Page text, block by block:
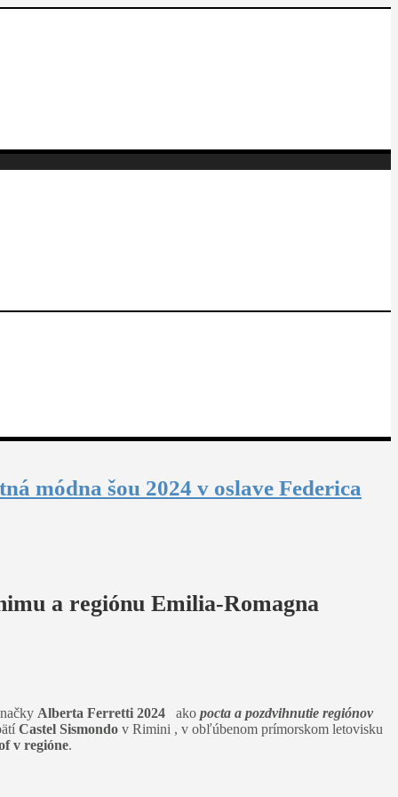
módna šou 2024 v oslave Federica
a regiónu Emilia-Romagna
Alberta Ferretti 2024 ako pocta a pozdvihnutie regiónov
Castel Sismondo v Rimini , v obľúbenom prímorskom letovisku
v regióne.